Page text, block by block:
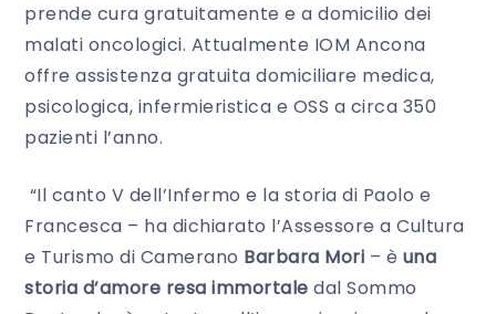
prende cura gratuitamente e a domicilio dei
malati oncologici. Attualmente IOM Ancona
offre assistenza gratuita domiciliare medica,
psicologica, infermieristica e OSS a circa 350
pazienti l’anno.
“Il canto V dell’Infermo e la storia di Paolo e
Francesca – ha dichiarato l’Assessore a Cultura
e Turismo di Camerano Barbara Mori – è una
storia d’amore resa immortale dal Sommo